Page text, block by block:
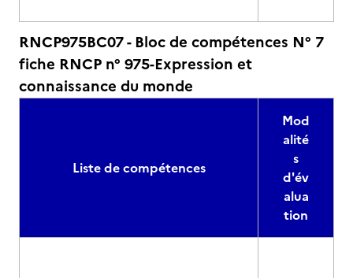
RNCP975BC07 - Bloc de compétences N° 7
fiche RNCP n° 975-Expression et
connaissance du monde
Liste de compétences
Mod
alité
s
d'év
alua
tion